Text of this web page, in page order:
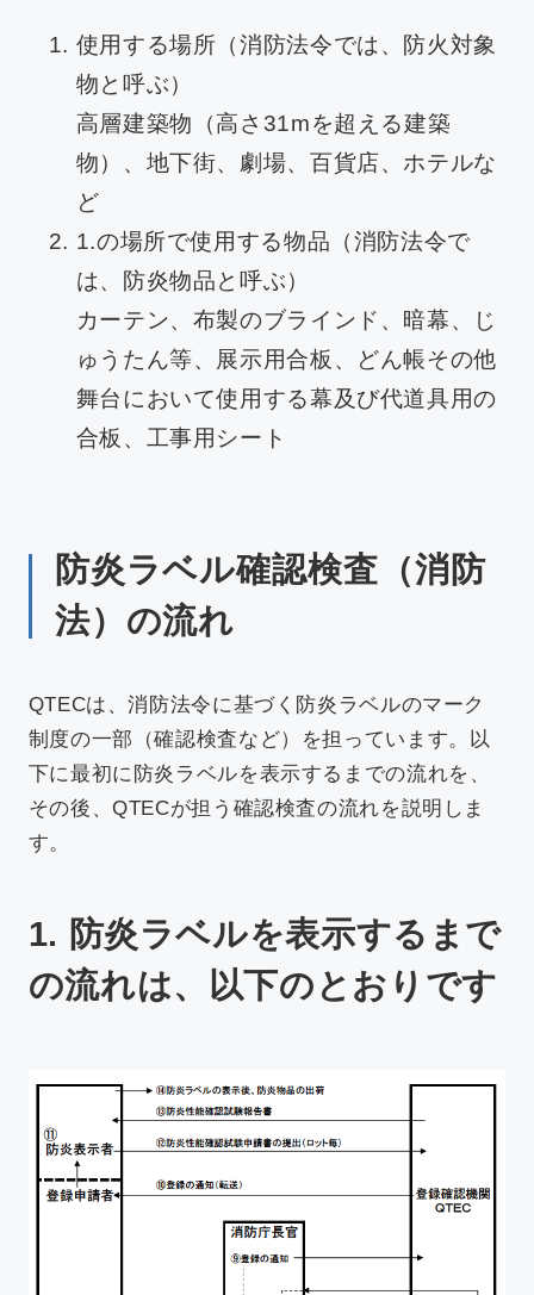
使用する場所（消防法令では、防火対象
物と呼ぶ）
高層建築物（高さ31mを超える建築
物）、地下街、劇場、百貨店、ホテルな
ど
1.の場所で使用する物品（消防法令で
は、防炎物品と呼ぶ）
カーテン、布製のブラインド、暗幕、じ
ゅうたん等、展示用合板、どん帳その他
舞台において使用する幕及び代道具用の
合板、工事用シート
防炎ラベル確認検査（消防
法）の流れ
QTECは、消防法令に基づく防炎ラベルのマーク
制度の一部（確認検査など）を担っています。以
下に最初に防炎ラベルを表示するまでの流れを、
その後、QTECが担う確認検査の流れを説明しま
す。
1. 防炎ラベルを表示するまで
の流れは、以下のとおりです